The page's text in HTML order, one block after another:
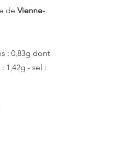
de Vienne-
: 0,83g dont
1,42g - sel :